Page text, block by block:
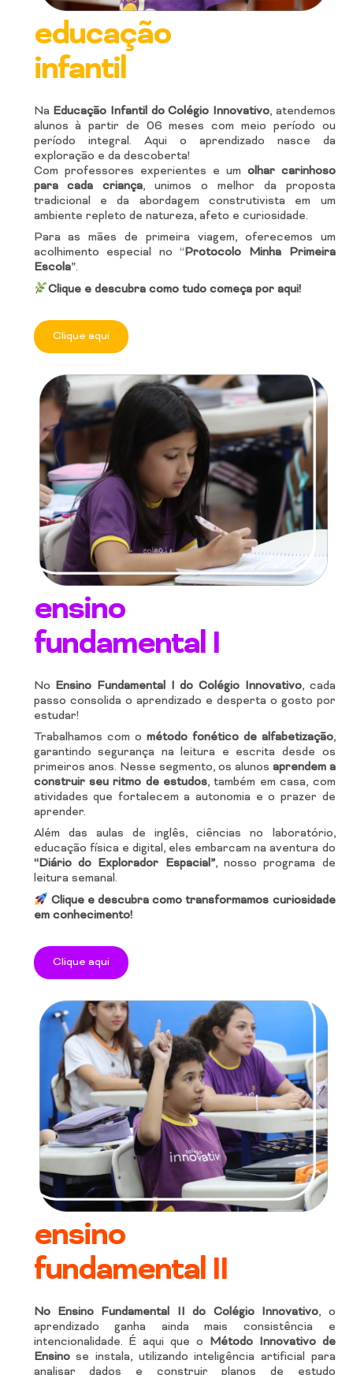
educação
infantil
Na Educação Infantil do Colégio Innovativo, atendemos
alunos à partir de 06 meses com meio período ou
período integral. Aqui o aprendizado nasce da
exploração e da descoberta!
Com professores experientes e um olhar carinhoso
para cada criança, unimos o melhor da proposta
tradicional e da abordagem construtivista em um
ambiente repleto de natureza, afeto e curiosidade.
Para as mães de primeira viagem, oferecemos um
acolhimento especial no “Protocolo Minha Primeira
Escola”.
Clique e descubra como tudo começa por aqui!
Clique aqui
ensino
fundamental I
No Ensino Fundamental I do Colégio Innovativo, cada
passo consolida o aprendizado e desperta o gosto por
estudar!
Trabalhamos com o método fonético de alfabetização,
garantindo segurança na leitura e escrita desde os
primeiros anos. Nesse segmento, os alunos aprendem a
construir seu ritmo de estudos, também em casa, com
atividades que fortalecem a autonomia e o prazer de
aprender.
Além das aulas de inglês, ciências no laboratório,
educação física e digital, eles embarcam na aventura do
“Diário do Explorador Espacial”, nosso programa de
leitura semanal.
Clique e descubra como transformamos curiosidade
em conhecimento!
Clique aqui
ensino
fundamental II
No Ensino Fundamental II do Colégio Innovativo, o
aprendizado ganha ainda mais consistência e
intencionalidade. É aqui que o Método Innovativo de
Ensinose instala, utilizando inteligência artificial para